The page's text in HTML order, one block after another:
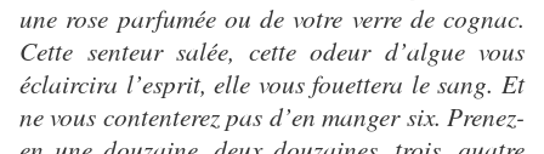
une rose parfumée ou de votre verre de cognac.
Cette senteur salée, cette odeur d’algue vous
éclaircira l’esprit, elle vous fouettera le sang. Et
ne vous contenterez pas d’en manger six. Prenez-